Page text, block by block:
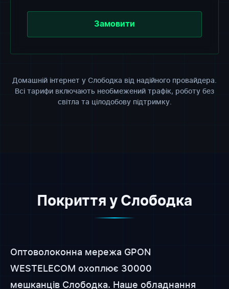
Замовити
Домашній інтернет у Слободка від надійного провайдера.
Всі тарифи включають необмежений трафік, роботу без
світла та цілодобову підтримку.
Покриття у Слободка
Оптоволоконна мережа GPON
WESTELECOM охоплює 30000
мешканців Слободка. Наше обладнання